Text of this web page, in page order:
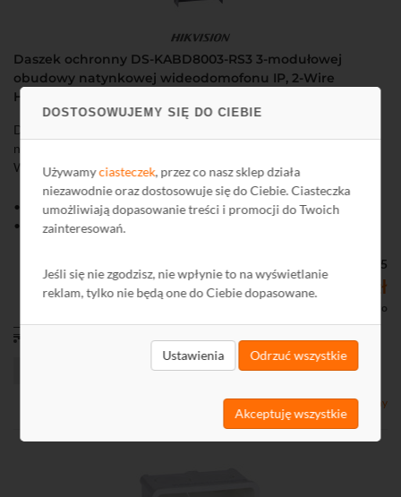
DOSTOSOWUJEMY SIĘ DO CIEBIE
Używamyciasteczek, przez co nasz sklep działa
niezawodnie oraz dostosowuje się do Ciebie. Ciasteczka
umożliwiają dopasowanie treści i promocji do Twoich
zainteresowań.
Jeśli się nie zgodzisz, nie wpłynie to na wyświetlanie
reklam, tylko nie będą one do Ciebie dopasowane.
Ustawienia Odrzuć wszystkie
Akceptuję wszystkie
Daszek ochronny DS-KABD8003-RS3 3-modułowej
obudowy natynkowej wideodomofonu IP, 2-Wire
Hikvision 2 generacji
DS-KABD8003-RS3 to daszek przeznaczony do montażu
natynkowego modułowej stacji bramowej wideodomofonu IP i 2-
Wire Hikvision drugiej generacji.
• Daszek ochronny do wideodomofonu IP, 2-Wiire Hikvision
• Przeznaczony do montażu obudowy natynkowej 3-modułowej
Kod: G74375
260,76 zł
212,00 zł netto
Dostępny